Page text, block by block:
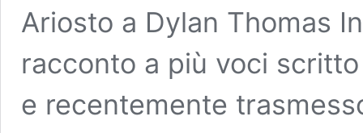
Ariosto a Dylan Thomas
racconto a più voci
e recentemente